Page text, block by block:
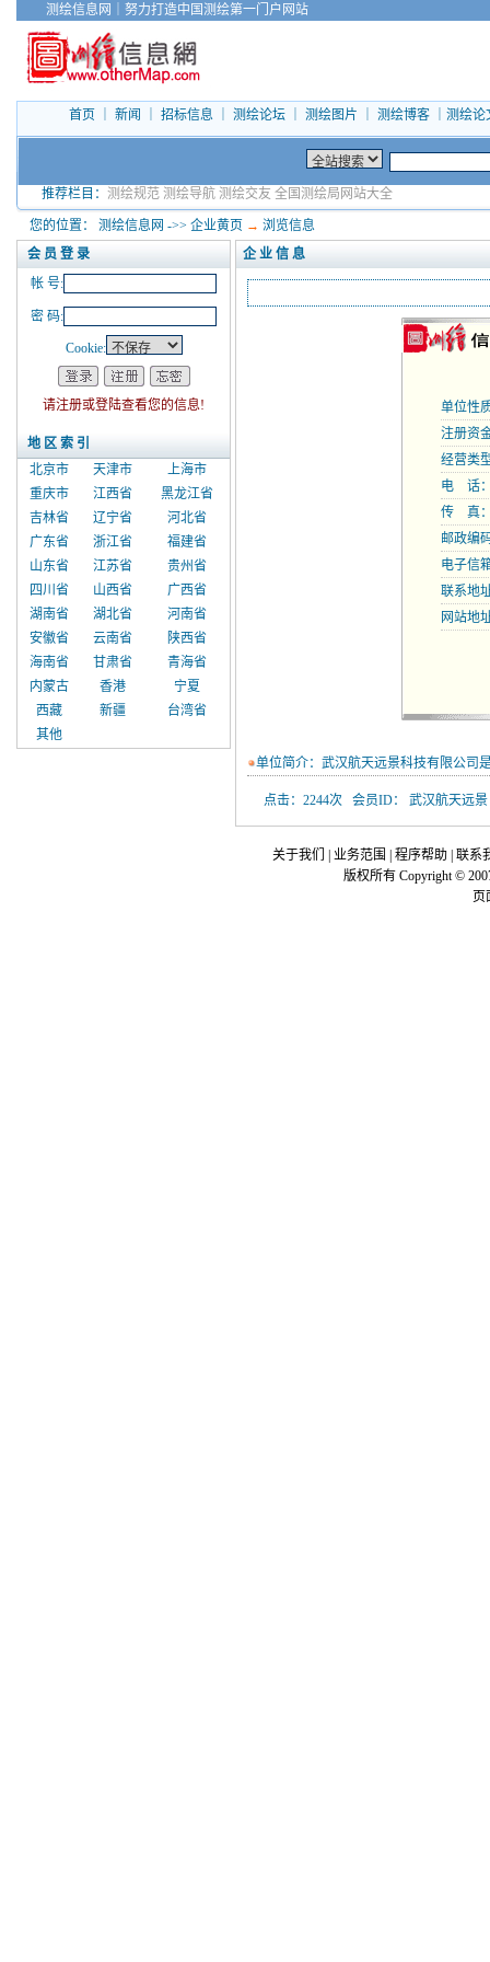
测绘信息网 努力打造中国测绘第一门户网站
首页 新闻 招标信息｜ 测绘论坛｜ 测绘图片 测绘博客｜ 测绘论
推荐栏目： 测绘规范 测绘导航 测绘交友 全国测绘局网站大全
您的位置： 测绘信息网 ->> 企业黄页 → 浏览信息
会 员 登 录
帐 号:
密 码:
Cookie:
请注册或登陆查看您的信息!
地 区 索 引
北京市
天津市
上海市
重庆市
江西省
黑龙江省
吉林省
辽宁省
河北省
广东省
浙江省
福建省
山东省
江苏省
贵州省
四川省
山西省
广西省
湖南省
湖北省
河南省
安徽省
云南省
陕西省
海南省
甘肃省
青海省
内蒙古
香港
宁夏
西藏
新疆
台湾省
其他
企 业 信 息
单位性
注册资
经营类
电 话：
传 真：
邮政编
电子信
联系地
网站地
单位简介：武汉航天远景科技有限公司
点击：2244次 会员ID： 武汉航天远景
关于我们 业务范围 程序帮助 联系
版权所有 Copyright ©
页